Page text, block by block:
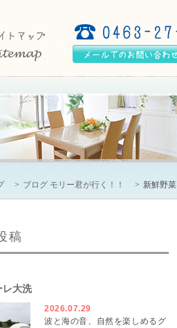
ブログ モリー君が行く！！ 新鮮野菜
稿
レ大洗
2026.07.29
波と海の音、自然を楽しめるグ